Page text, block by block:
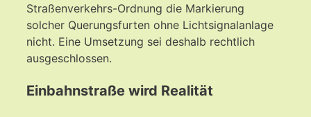
Straßenverkehrs-Ordnung die Markierung
solcher Querungsfurten ohne Lichtsignalanlage
nicht. Eine Umsetzung sei deshalb rechtlich
ausgeschlossen.
Einbahnstraße wird Realität